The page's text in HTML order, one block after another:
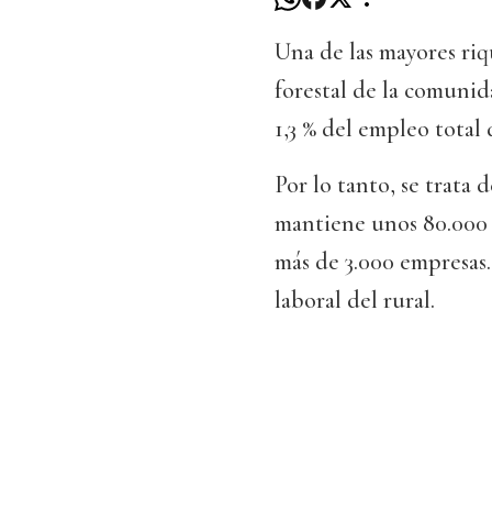
Una de las mayores
forestal de la
1,3 % del empleo
Por lo tanto, se trata
mantiene unos
más de 3.000
laboral del rural.